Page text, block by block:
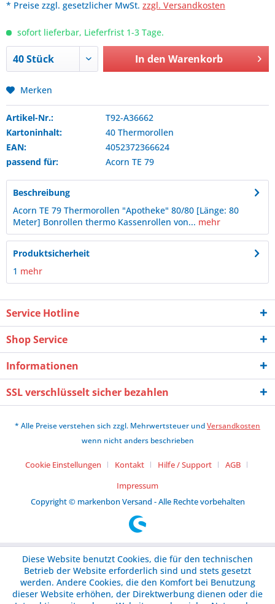
* Preise zzgl. gesetzlicher MwSt. zzgl. Versandkosten
sofort lieferbar, Lieferfrist 1-3 Tage.
In den Warenkorb
Merken
Artikel-Nr.:
T92-A36662
Kartoninhalt:
40 Thermorollen
EAN:
4052372366624
passend für:
Acorn TE 79
Beschreibung
Acorn TE 79 Thermorollen "Apotheke" 80/80 [Länge: 80
Meter] Bonrollen thermo Kassenrollen von... mehr
Produktsicherheit
1 mehr
Service Hotline
Shop Service
Informationen
SSL verschlüsselt sicher bezahlen
* Alle Preise verstehen sich zzgl. Mehrwertsteuer undVersandkosten
wenn nicht anders beschrieben
Cookie Einstellungen Kontakt Hilfe / Support
AGB
Impressum
Copyright © markenbon Versand - Alle Rechte vorbehalten
Diese Website benutzt Cookies, die für den technischen
Betrieb der Website erforderlich sind und stets gesetzt
werden. Andere Cookies, die den Komfort bei Benutzung
dieser Website erhöhen, der Direktwerbung dienen oder die